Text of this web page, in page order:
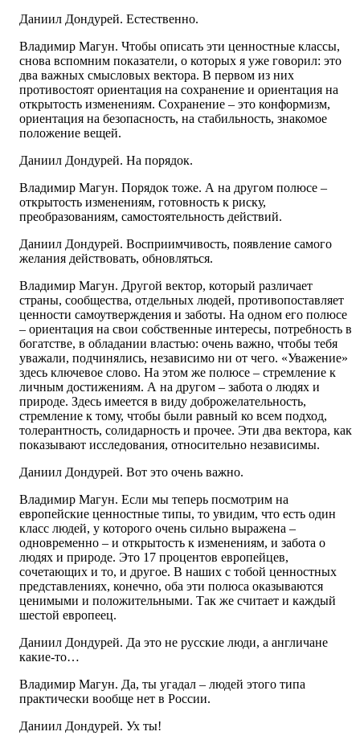
Даниил Дондурей. Естественно.
Владимир Магун. Чтобы описать эти ценностные классы,
снова вспомним показатели, о которых я уже говорил: это
два важных смысловых вектора. В первом из них
противостоят ориентация на сохранение и ориентация на
открытость изменениям. Сохранение – это конформизм,
ориентация на безопасность, на стабильность, знакомое
положение вещей.
Даниил Дондурей. На порядок.
Владимир Магун. Порядок тоже. А на другом полюсе –
открытость изменениям, готовность к риску,
преобразованиям, самостоятельность действий.
Даниил Дондурей. Восприимчивость, появление самого
желания действовать, обновляться.
Владимир Магун. Другой вектор, который различает
страны, сообщества, отдельных людей, противопоставляет
ценности самоутверждения и заботы. На одном его полюсе
– ориентация на свои собственные интересы, потребность в
богатстве, в обладании властью: очень важно, чтобы тебя
уважали, подчинялись, независимо ни от чего. «Уважение»
здесь ключевое слово. На этом же полюсе – стремление к
личным достижениям. А на другом – забота о людях и
природе. Здесь имеется в виду доброжелательность,
стремление к тому, чтобы были равный ко всем подход,
толерантность, солидарность и прочее. Эти два вектора, как
показывают исследования, относительно независимы.
Даниил Дондурей. Вот это очень важно.
Владимир Магун. Если мы теперь посмотрим на
европейские ценностные типы, то увидим, что есть один
класс людей, у которого очень сильно выражена –
одновременно – и открытость к изменениям, и забота о
людях и природе. Это 17 процентов европейцев,
сочетающих и то, и другое. В наших с тобой ценностных
представлениях, конечно, оба эти полюса оказываются
ценимыми и положительными. Так же считает и каждый
шестой европеец.
Даниил Дондурей. Да это не русские люди, а англичане
какие-то…
Владимир Магун. Да, ты угадал – людей этого типа
практически вообще нет в России.
Даниил Дондурей. Ух ты!